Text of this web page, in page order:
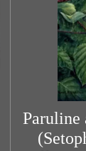
Paruline